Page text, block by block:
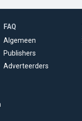
FAQ
Algemeen
Publishers
Adverteerders